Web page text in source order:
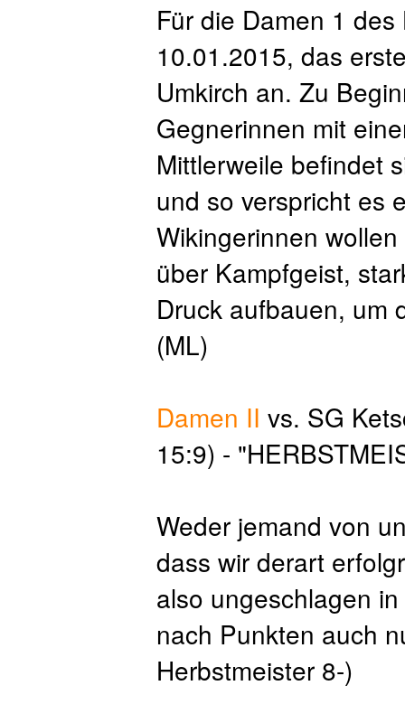
Für die Damen 1
10.01.2015, das
Umkirch an. Zu
Gegnerinnen mit
Mittlerweile befindet
und so verspricht es
Wikingerinnen
über Kampfgeist,
Druck aufbauen, um
(ML)
Damen II vs. SG
15:9) -
Weder jemand von
dass wir derart
also ungeschlagen
nach Punkten auch
Herbstmeister 8-)